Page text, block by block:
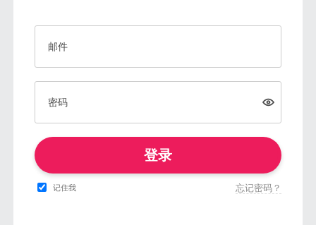
邮件
密码
登录
记住我 忘记密码？